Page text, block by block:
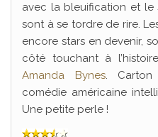
avec la bleuification et
sont à se tordre de rire.
encore stars en devenir,
côté touchant à
Amanda Bynes.
comédie américaine
Une petite perle !